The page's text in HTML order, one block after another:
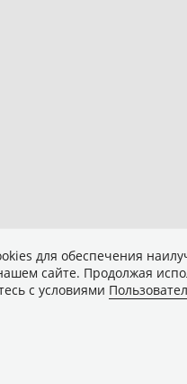
для обеспечения
сайте. Продолжая
с условиями